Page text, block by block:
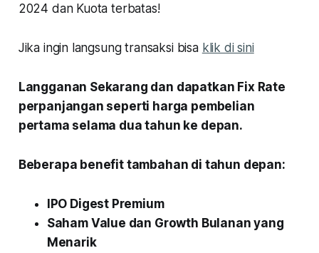
2024 dan Kuota terbatas!
Jika ingin langsung transaksi bisa klik di sini
Langganan Sekarang dan dapatkan Fix Rate
perpanjangan seperti harga pembelian
pertama selama dua tahun ke depan.
Beberapa benefit tambahan di tahun depan:
IPO Digest Premium
Saham Value dan Growth Bulanan yang
Menarik